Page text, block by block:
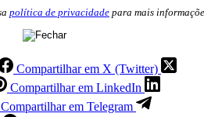
política de privacidade para mais
Compartilhar em X (Twitter)
Compartilhar em LinkedIn
Compartilhar em Telegram